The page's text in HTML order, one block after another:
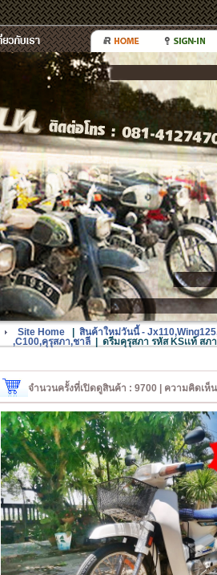
Site Home
สินค้าใหม่วันนี้ -
,C100,คุรุสภา,ชาลี
ดรีมคุรุสภา รหัส KSเเท้ ส
จำนวนครั้งที่เปิดดูสินค้า : 9700 | ความคิดเห็